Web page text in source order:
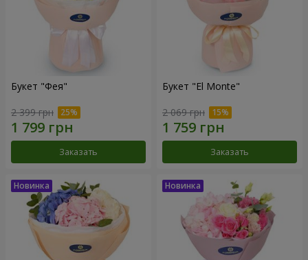
Букет "Фея"
2 399 грн
Заказать
Букет "El Monte"
2 069 грн
Заказать